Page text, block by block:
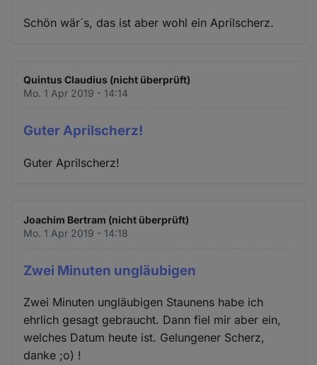
Schön wär´s, das ist aber wohl ein Aprilscherz.
Quintus Claudius (nicht überprüft)
Mo. 1 Apr 2019 - 14:14
Guter Aprilscherz!
Guter Aprilscherz!
Joachim Bertram (nicht überprüft)
Mo. 1 Apr 2019 - 14:18
Zwei Minuten ungläubigen
Zwei Minuten ungläubigen Staunens habe ich
ehrlich gesagt gebraucht. Dann fiel mir aber ein,
welches Datum heute ist. Gelungener Scherz,
danke ;o) !